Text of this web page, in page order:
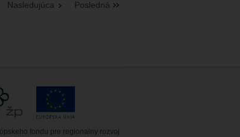
Posledná
Nasledujúca
fondu pre regionalny rozvoj